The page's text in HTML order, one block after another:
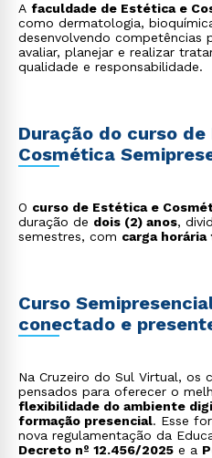
A faculdade de Estética e
como dermatologia,
desenvolvendo competências
avaliar, planejar e realizar
qualidade e responsabilidade.
Duração do curso
Cosmética
O curso de Estética e
duração de dois (2) anos,
semestres, com carga
Curso
conectado e
Na Cruzeiro do Sul Virtual, os
pensados para oferecer o
flexibilidade do ambiente
formação presencial. Esse
nova regulamentação da
Decreto nº 12.456/2025 e a